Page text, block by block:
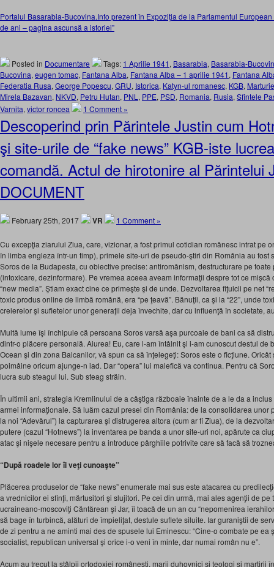
Portalul Basarabia-Bucovina.Info prezent în Expoziţia de la Parlamentul
de ani – pagina ascunsă a istoriei”
Posted in Documentare Tags: 1 Aprilie 1941, Basarabia, Basarabia-
Bucovina, eugen tomac, Fantana Alba, Fantana Alba – 1 aprilie 1941, Fantana
Federatia Rusa, George Popescu, GRU, Istorica, Katyn-ul romanesc, KGB, Marturie
Mirela Bazavan, NKVD, Petru Hutan, PNL , PPE, PSD, Romania, Rusia, Sfintele
Varnita, victor roncea 1 Comment »
Descoperind prin Părintele Justin cum
şi site-urile de “fake news” KGB-iste
comandă. Actul de hirotonire al Părintelui
DOCUMENT
February 25th, 2017 VR 1 Comment »
Cu excepţia ziarului Ziua, care, vizionar, a fost primul cotidian românesc intrat pe
în limba engleza într-un timp), primele site-uri de pseudo-ştiri din România au fost
Soros de la Budapesta, cu obiective precise: antiromânism, destructurare pe
(intoxicare, dezinformare). Pe vremea aceea aveam informaţii despre tot ce
“new media”. Ştiam exact cine ce primeşte şi de unde. Dezvoltarea fiţuicii pe net
toxic produs online de limbă română, era “pe ţeavă”. Bănuţii, ca şi la “22”, unde
creierelor şi sufletelor unor generaţii deja învechite, dar cu influenţă în societate,
Multă lume îşi închipuie că persoana Soros varsă aşa purcoaie de bani ca să
dintr-o plăcere personală. Aiurea! Eu, care l-am întâlnit şi i-am cunoscut destul de
Ocean şi din zona Balcanilor, vă spun ca să înţelegeţi: Soros este o ficţiune.
poimâine oricum ajunge-n iad. Dar “opera” lui malefică va continua. Pentru că
lucra sub steagul lui. Sub steag străin.
În ultimii ani, strategia Kremlinului de a câştiga războaie înainte de a le da a
armei informaţionale. Să luăm cazul presei din România: de la consolidarea unor
la noi “Adevărul”) la capturarea şi distrugerea altora (cum ar fi Ziua), de la
putere (cazul “Hotnews”) la inventarea pe banda a unor site-uri noi, apărute ca
atac şi nişele necesare pentru a introduce pârghiile potrivite care să facă să
“După roadele lor îi veţi cunoaşte”
Plăcerea produselor de “fake news” enumerate mai sus este atacarea cu
a vrednicilor ei sfinţi, mărtusitori şi slujitori. Pe cei din urmă, mai ales agenţii de
ucraineano-moscoviţi Căntărean şi Jar, îi toacă de un an cu “nepomenirea
să bage în turbincă, alături de împieliţat, destule suflete siluite. Iar guraniştii de
de zi pentru a ne aminti mai des de spusele lui Eminescu: “Cine-o combate pe ea
socialist, republican universal și orice i-o veni în minte, dar numai român nu e”.
Acum au trecut la stâlpii ortodoxiei româneşti, marii duhovnici şi teologi şi martirii